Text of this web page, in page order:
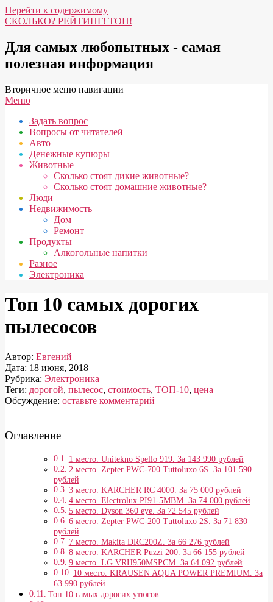
Перейти к содержимому
СКОЛЬКО? РЕЙТИНГ! ТОП!
Для самых любопытных - самая
полезная информация
Вторичное меню навигации
Меню
Задать вопрос
Вопросы от читателей
Авто
Денежные купюры
Животные
Сколько стоят дикие животные?
Сколько стоят домашние животные?
Люди
Недвижимость
Дом
Ремонт
Продукты
Алкогольные напитки
Разное
Электроника
Топ 10 самых дорогих
пылесосов
Автор: Евгений
Дата: 18 июня, 2018
Рубрика: Электроника
Теги: дорогой, пылесос, стоимость, ТОП-10, цена
Обсуждение: оставьте комментарий
Оглавление
1 место. Unitekno Spello 919. За 143 990 рублей
2 место. Zepter PWC-700 Tuttoluxo 6S. За 101 590
рублей
3 место. KARCHER RC 4000. За 75 000 рублей
4 место. Electrolux PI91-5MBM. За 74 000 рублей
5 место. Dyson 360 eye. За 72 545 рублей
6 место. Zepter PWC-200 Tuttoluxo 2S. За 71 830
рублей
7 место. Makita DRC200Z. За 66 276 рублей
8 место. KARCHER Puzzi 200. За 66 155 рублей
9 место. LG VRH950MSPCM. За 64 092 рублей
10 место. KRAUSEN AQUA POWER PREMIUM. За
63 990 рублей
Топ 10 самых дорогих утюгов